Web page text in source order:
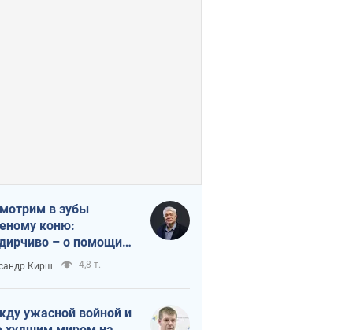
в зубы
коню:
– о помощи
Кирш 4,8 т.
ужасной войной и